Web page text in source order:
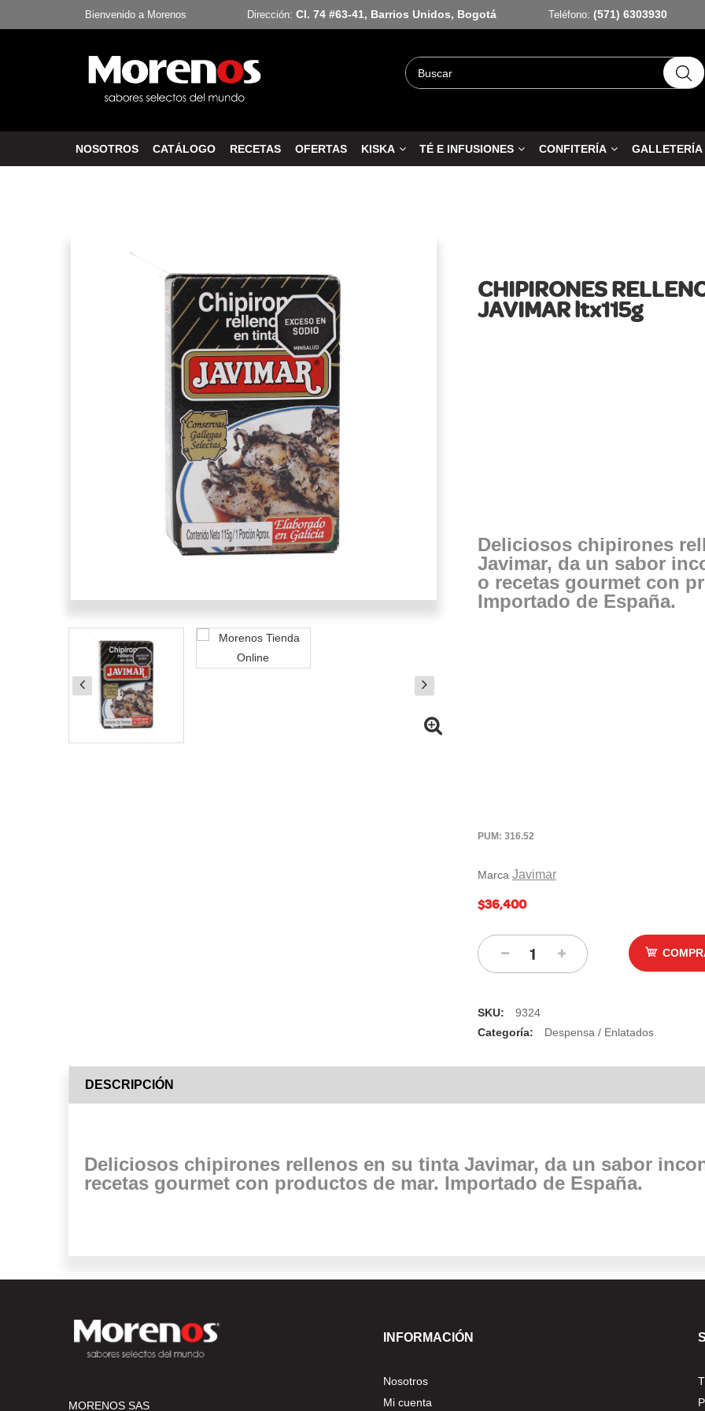
Bienvenido a Morenos Dirección: Cl. 74 #63-41, Barrios Unidos, Bogotá Teléfono: (571) 6303930
NOSOTROS CATÁLOGO RECETAS OFERTAS KISKA TÉ E INFUSIONES CONFITERÍA GALLETERÍA
CHIPIRONES
JAVIMAR ltx115g
Deliciosos chipirones
Javimar, da un sabor
o recetas gourmet con
Importado de España.
PUM: 316.52
Marca Javimar
$36,400
SKU:
9324
Categoría:
Despensa / Enlatados
DESCRIPCIÓN
Deliciosos chipirones rellenos en su tinta Javimar, da un sabor
recetas gourmet con productos de mar. Importado de España.
MORENOS SAS
INFORMACIÓN
Nosotros
Mi cuenta